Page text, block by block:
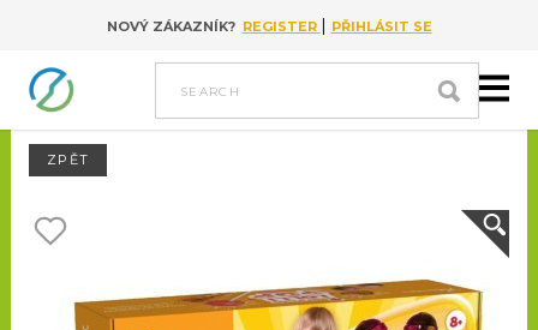
Go to content
NOVÝ ZÁKAZNÍK? REGISTER | PŘIHLÁSIT SE
search
ZPĚT